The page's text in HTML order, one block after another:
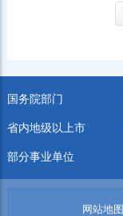
国务院部门
省内地级以上市
部分事业单位
网站地图